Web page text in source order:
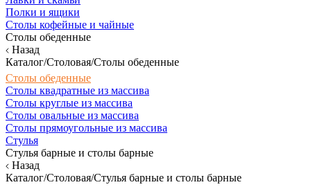
Полки и ящики
Столы кофейные и чайные
Столы обеденные
Назад
Каталог/Столовая/Столы обеденные
Столы обеденные
Столы квадратные из массива
Столы круглые из массива
Столы овальные из массива
Столы прямоугольные из массива
Стулья
Стулья барные и столы барные
Назад
Каталог/Столовая/Стулья барные и столы барные